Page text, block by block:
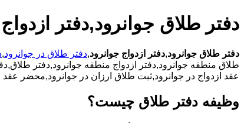
دفتر طلاق جوانرود,دفتر
دفتر طلاق جوانرود,دفتر ازدواج جوانرود,دفتر طلاق در جوانرود,
طلاق منطقه جوانرود,دفتر ازدواج منطقه جوانرود,دفتر
عقد ازدواج در جوانرود,ثبت طلاق ارزان در جوانرود,محضر
وظیفه دفتر طلاق چیست؟